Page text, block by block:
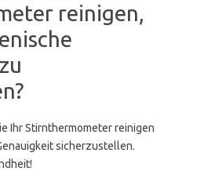
reinigen,
Ihr Stirnthermometer reinigen
sicherzustellen.